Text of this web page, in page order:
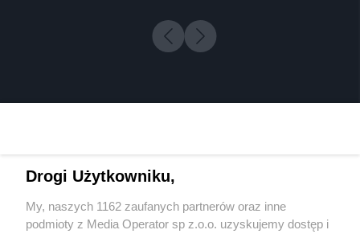
Wydawca mediów lokalnych
Drogi Użytkowniku,
My, naszych 1162 zaufanych partnerów oraz inne
podmioty z Media Operator sp z.o.o. uzyskujemy dostęp i